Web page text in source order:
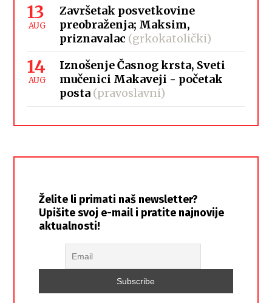
13
AUG
Završetak posvetkovine
preobraženja; Maksim,
priznavalac (grkokatolički)
14
AUG
Iznošenje Časnog krsta, Sveti
mučenici Makaveji - početak
posta (pravoslavni)
Želite li primati naš newsletter?
Upišite svoj e-mail i pratite najnovije
aktualnosti!